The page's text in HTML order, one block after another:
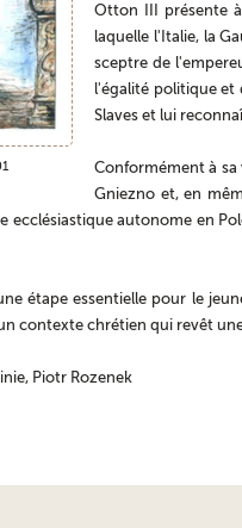
Otton III présente
laquelle l'Italie, la
sceptre de
l'égalité politique et
Slaves et lui
Conformément à sa
Gniezno et, en
ecclésiastique autonome en
étape essentielle pour le
contexte chrétien qui revêt
Piotr Rozenek